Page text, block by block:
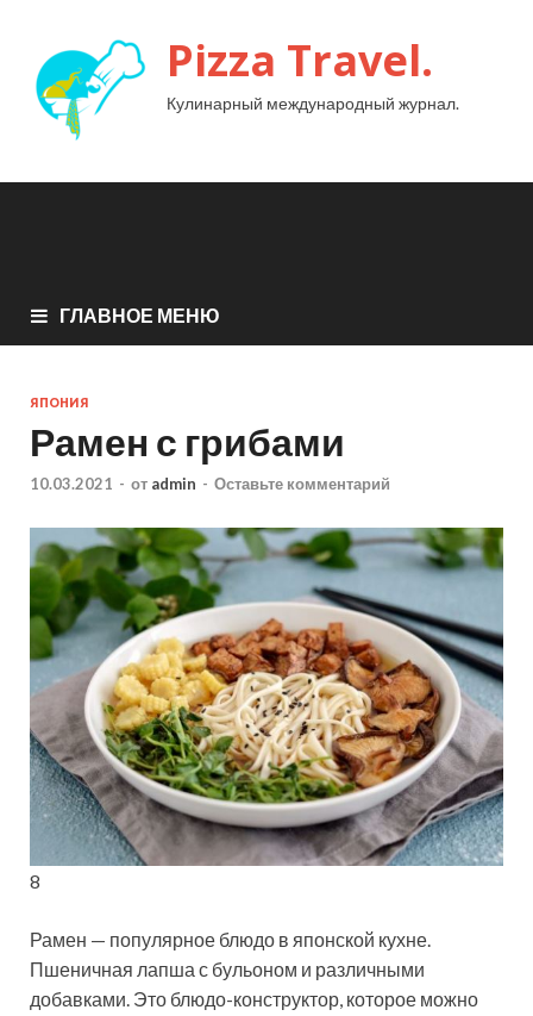
Pizza Travel.
Кулинарный международный журнал.
ГЛАВНОЕ МЕНЮ
ЯПОНИЯ
Рамен с грибами
10.03.2021 - от admin - Оставьте комментарий
8
Рамен — популярное блюдо в японской кухне.
Пшеничная лапша с бульоном и различными
добавками. Это блюдо-конструктор, которое можно